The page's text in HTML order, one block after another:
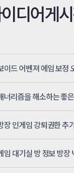
디어게
이드 어벤져 에임 보정
너리즘을 해소하는 좋
장 인게임 강퇴권한 추
임 대기실 방 정보 방장